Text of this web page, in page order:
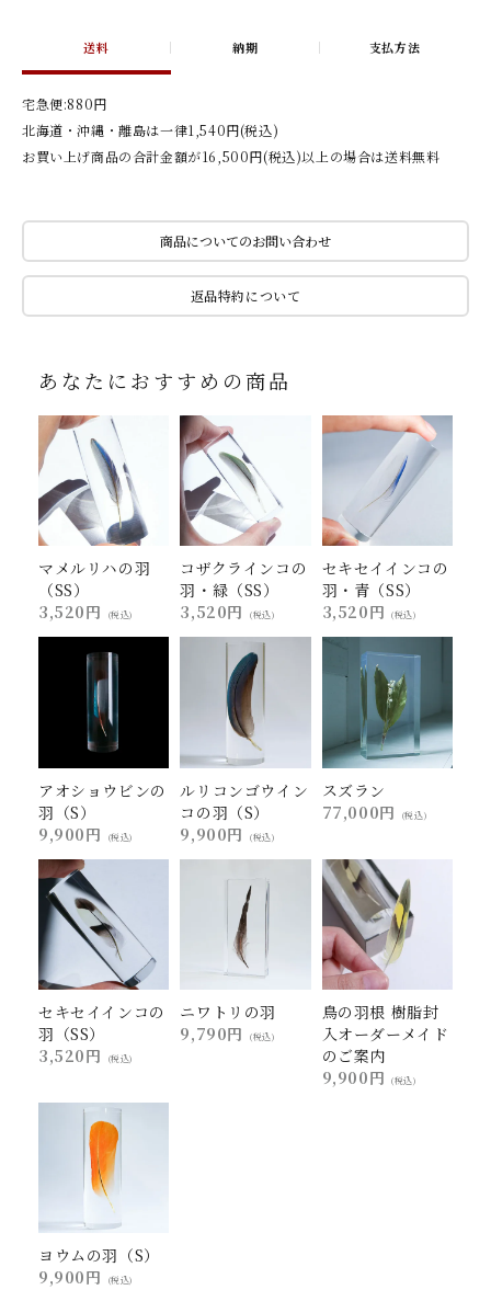
送料 納期 支払方法
宅急便:880円
北海道・沖縄・離島は一律1,540円(税込)
お買い上げ商品の合計金額が16,500円(税込)以上の場合は送料無料
商品についてのお問い合わせ
返品特約について
あなたにおすすめの商品
マメルリハの羽
（SS）
3,520円
(税込)
コザクラインコの
羽・緑（SS）
3,520円
(税込)
セキセイインコの
羽・青（SS）
3,520円
(税込)
アオショウビンの
羽（S）
9,900円
(税込)
ルリコンゴウイン
コの羽（S）
9,900円
(税込)
スズラン
77,000円
(税込)
セキセイインコの
羽（SS）
3,520円
(税込)
ニワトリの羽
9,790円
(税込)
鳥の羽根 樹脂封
入オーダーメイド
のご案内
9,900円
(税込)
ヨウムの羽（S）
9,900円
(税込)